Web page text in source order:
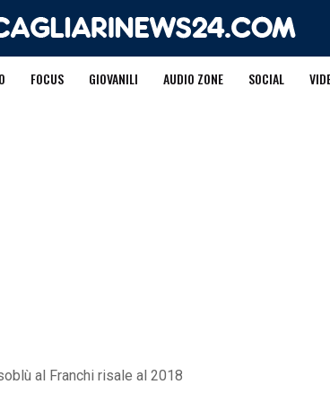
FOCUS GIOVANILI AUDIO ZONE SOCIAL
al Franchi risale al 2018